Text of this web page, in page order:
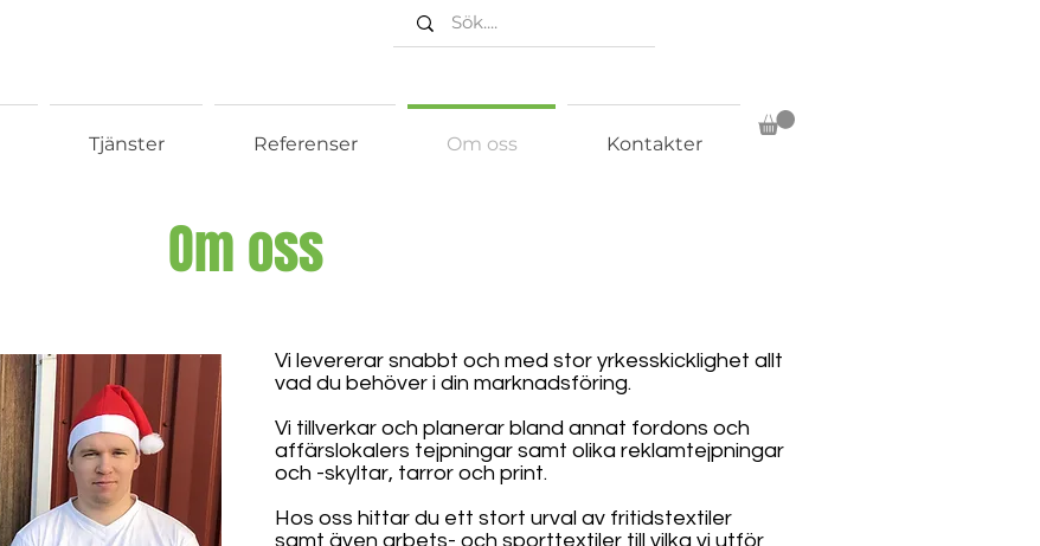
Tjänster Referenser Om oss Kontakter
Om oss
Vi levererar snabbt och med stor yrkesskicklighet allt
vad du behöver i din marknadsföring.
Vi tillverkar och planerar bland annat fordons och
affärslokalers tejpningar samt olika reklamtejpningar
och -skyltar, tarror och print.
Hos oss hittar du ett stort urval av fritidstextiler
samt även arbets- och sporttextiler till vilka vi utför